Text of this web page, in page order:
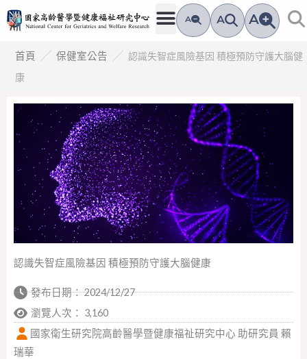
跳
至
A A A
首頁 ／ 保健室公告 ／ 認識失智症風險基因 積極預防守護大腦健
康
認識失智症風險基因 積極預防守護大腦健康
發布日期：2024/12/27
瀏覽人次： 3,160
國家衛生研究院高齡醫學暨健康福祉研究中心 助研究員 賴
瑞華